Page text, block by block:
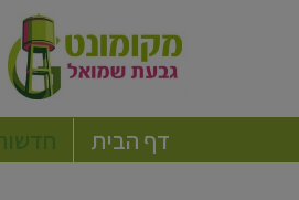
דף הבית